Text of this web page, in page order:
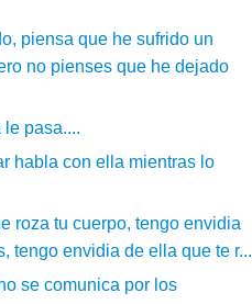
piensa que he sufrido un
no pienses que he dejado
pasa....
habla con ella mientras lo
roza tu cuerpo, tengo envidia
tengo envidia de ella que te r...
se comunica por los